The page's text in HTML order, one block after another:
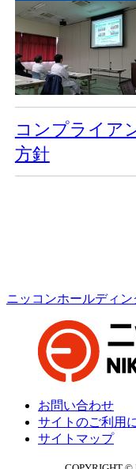
コンプライア
方針
ニッコンホールディ
お問い合わせ
サイトのご利用
サイトマップ